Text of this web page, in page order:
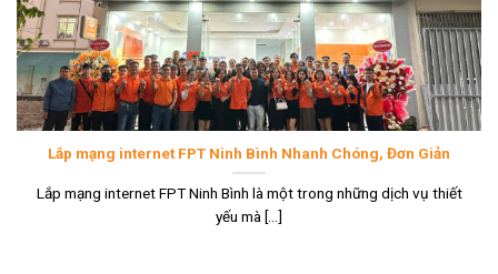
Lắp mạng internet FPT Ninh Bình Nhanh Chóng, Đơn Giản
Lắp mạng internet FPT Ninh Bình là một trong những dịch vụ thiết
yếu mà [...]